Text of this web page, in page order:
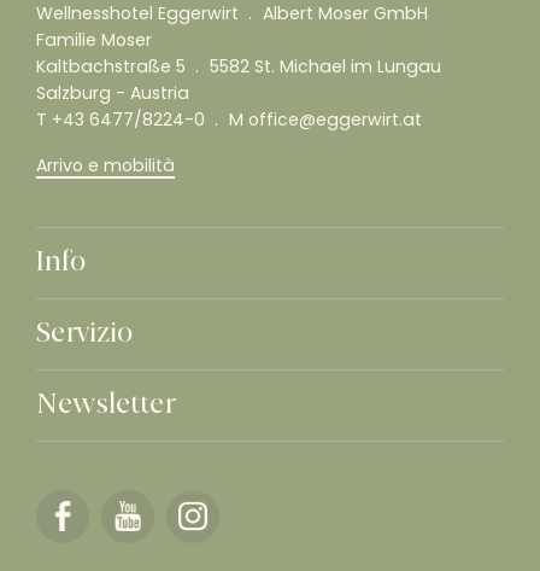
Wellnesshotel Eggerwirt
Albert Moser GmbH
Familie Moser
Kaltbachstraße 5
5582 St. Michael im Lungau
Salzburg - Austria
T +43 6477/8224-0 M office@eggerwirt.at
Arrivo e mobilità
Info
Servizio
Newsletter